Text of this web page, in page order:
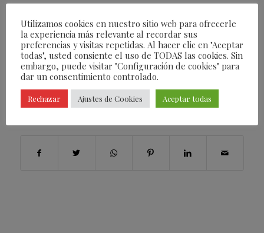
lavanda fresca que serena y calma el espíritu
como una interminable sesión de aromaterapia.
07/07/2023 / PORFEARLESS
Utilizamos cookies en nuestro sitio web para ofrecerle
la experiencia más relevante al recordar sus
preferencias y visitas repetidas. Al hacer clic en "Aceptar
todas", usted consiente el uso de TODAS las cookies. Sin
embargo, puede visitar "Configuración de cookies" para
dar un consentimiento controlado.
Rechazar Ajustes de Cookies Aceptar todas